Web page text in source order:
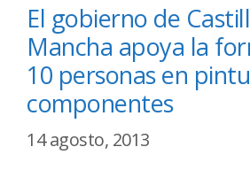
El gobierno de
Mancha apoya la
10 personas en
componentes
14 agosto, 2013